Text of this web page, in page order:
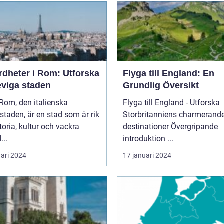
i Rom: Utforska
staden
är en stad som är rik
kultur och vackra
2024
Flyga till England: En
Grundlig Översikt
Flyga till England - Utforska
Storbritanniens
destinationer Övergripande
introduktion ...
17 januari 2024